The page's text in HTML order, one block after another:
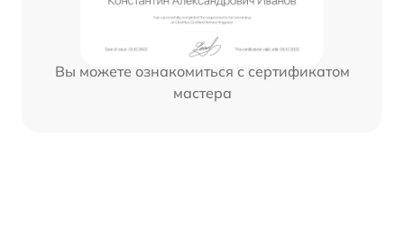
Вы можете ознакомиться с сертификатом
мастера